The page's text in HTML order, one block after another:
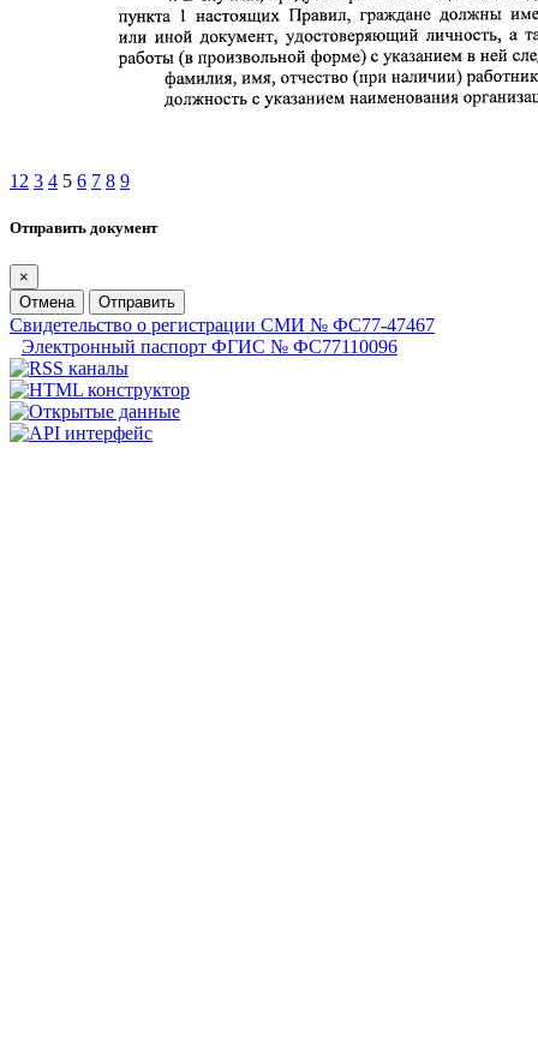
1 2 3 4 5 6 7 8 9
Отправить документ
×
Отмена
Отправить
Свидетельство о регистрации СМИ № ФС77-47467
Электронный паспорт ФГИС № ФС77110096